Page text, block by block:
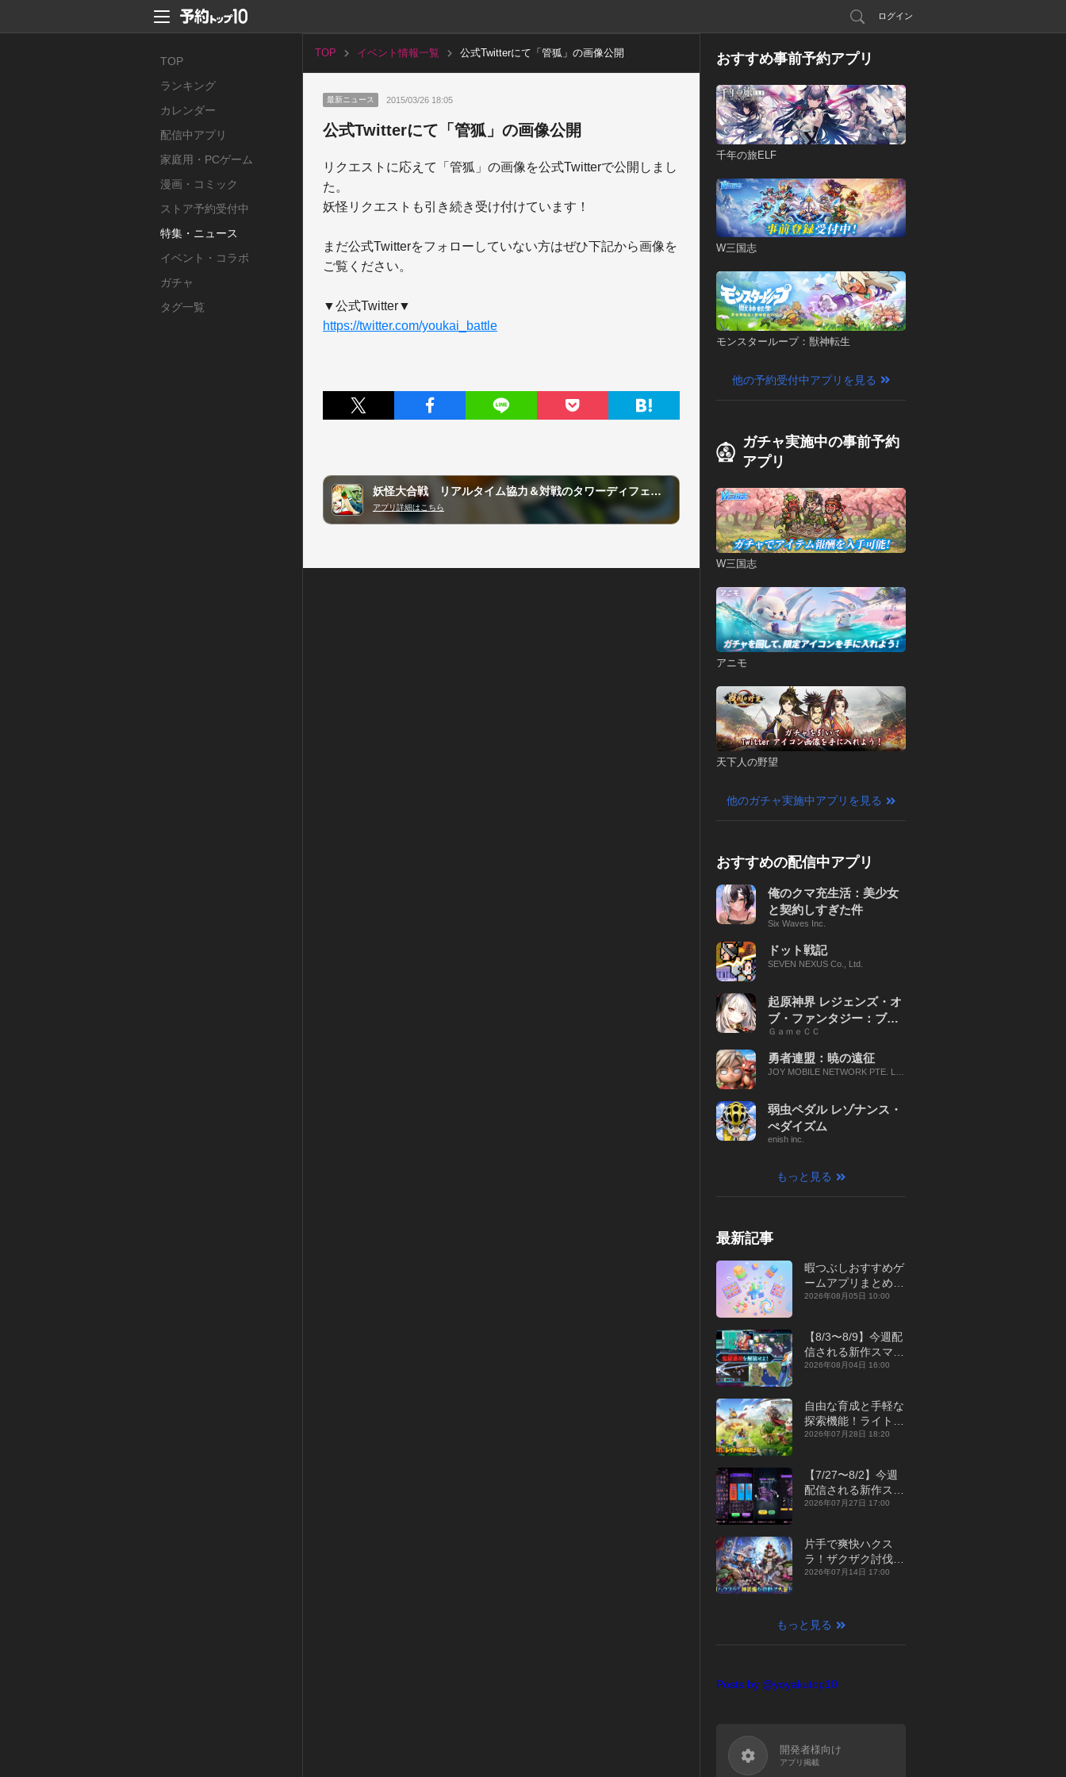
ログイン
TOP
ランキング
カレンダー
配信中アプリ
家庭用・PCゲーム
漫画・コミック
ストア予約受付中
特集・ニュース
イベント・コラボ
ガチャ
タグ一覧
TOP イベント情報一覧 公式Twitterにて「管狐」の画像公開
最新ニュース 2015/03/26 18:05
公式Twitterにて「管狐」の画像公開
リクエストに応えて「管狐」の画像を公式Twitterで公開しまし
た。
妖怪リクエストも引き続き受け付けています！
まだ公式Twitterをフォローしていない方はぜひ下記から画像を
ご覧ください。
https://twitter.com/youkai_battle
妖怪大合戦 リアルタイム協力＆対戦のタワーディフェンスゲーム
アプリ詳細はこちら
おすすめ事前予約アプリ
千年の旅ELF
W三国志
モンスターループ：獣神転生
他の予約受付中アプリを見る
ガチャ実施中の事前予約
アプリ
W三国志
アニモ
天下人の野望
他のガチャ実施中アプリを見る
おすすめの配信中アプリ
俺のクマ充生活：美少女
と契約しすぎた件
Six Waves Inc.
ドット戦記
SEVEN NEXUS Co., Ltd.
起原神界 レジェンズ・オ
ブ・ファンタジー：ブレ
イブ X
ＧａｍｅＣＣ
勇者連盟：暁の遠征
JOY MOBILE NETWORK PTE. LT
弱虫ペダル レゾナンス・
ぺダイズム
enish inc.
もっと見る
最新記事
暇つぶしおすすめゲ
ームアプリまとめ｜
オフライン対応あり
2026年08月05日 10:00
【8/3〜8/9】今週配
信される新作スマホ
ゲームをまとめてお
2026年08月04日 16:00
自由な育成と手軽な
探索機能！ライトカ
ジュアルMMORPG
征』【最新作PICKU
P】
2026年07月28日 18:20
【7/27〜8/2】今週
配信される新作スマ
ホゲームをまとめて
年】
2026年07月27日 17:00
片手で爽快ハクス
ラ！ザクザク討伐し
て神装備を集める放
【最新作PICKUP】
2026年07月14日 17:00
もっと見る
Posts by @yoyakutop10
開発者様向け
アプリ掲載